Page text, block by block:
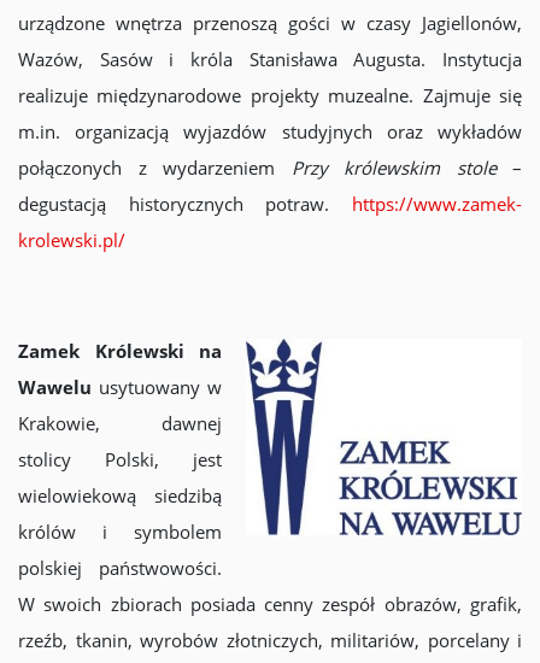
urządzone wnętrza przenoszą gości w czasy Jagiellonów,
Wazów, Sasów i króla Stanisława Augusta. Instytucja
realizuje międzynarodowe projekty muzealne. Zajmuje się
m.in. organizacją wyjazdów studyjnych oraz wykładów
połączonych z wydarzeniem Przy królewskim stole–
degustacją historycznych potraw. https://www.zamek-
krolewski.pl/
Zamek Królewski na
Wawelu usytuowany w
Krakowie, dawnej
stolicy Polski, jest
wielowiekową siedzibą
królów i symbolem
polskiej państwowości.
W swoich zbiorach posiada cenny zespół obrazów, grafik,
rzeźb, tkanin, wyrobów złotniczych, militariów, porcelany i